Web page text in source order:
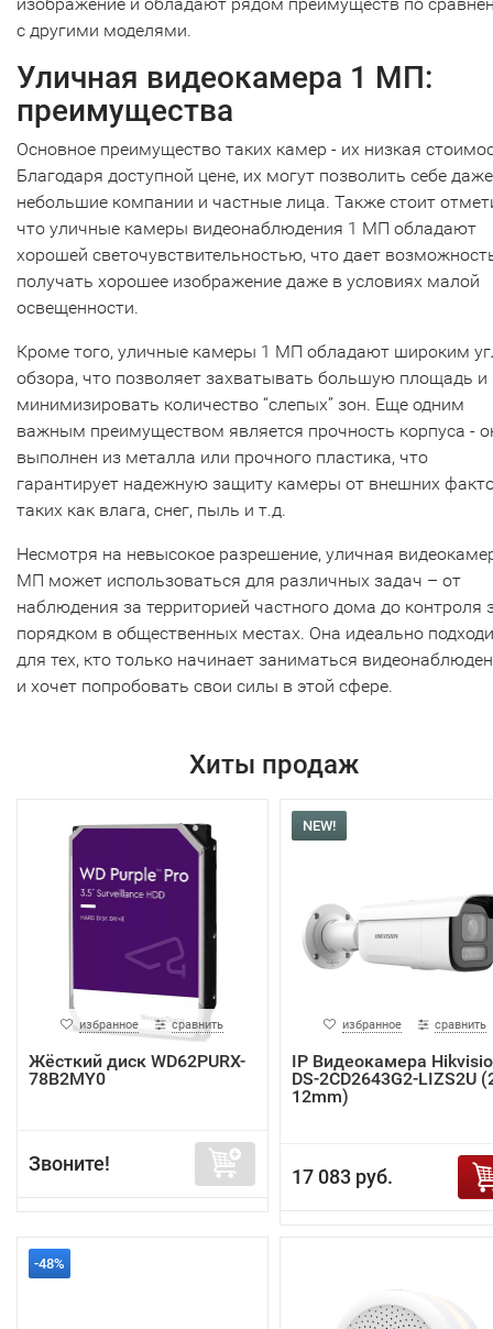
с другими моделями.
Уличная видеокамера 1 МП:
преимущества
Основное преимущество таких камер - их низкая
Благодаря доступной цене, их могут позволить себе даже
небольшие компании и частные лица. Также стоит
что уличные камеры видеонаблюдения 1 МП обладают
хорошей светочувствительностью, что дает
получать хорошее изображение даже в условиях малой
освещенности.
Кроме того, уличные камеры 1 МП обладают широким
обзора, что позволяет захватывать большую площадь и
минимизировать количество “слепых” зон. Еще одним
важным преимуществом является прочность корпуса -
выполнен из металла или прочного пластика, что
гарантирует надежную защиту камеры от внешних
таких как влага, снег, пыль и т.д.
Несмотря на невысокое разрешение, уличная
МП может использоваться для различных задач – от
наблюдения за территорией частного дома до контроля
порядком в общественных местах. Она идеально
для тех, кто только начинает заниматься
и хочет попробовать свои силы в этой сфере.
Хиты продаж
избранное сравнить
Жёсткий диск WD62PURX-
78B2MY0
Звоните!
NEW!
избранное сравнить
IP Видеокамера
DS-2CD2643G2-LIZS2U
12mm)
17 083 руб.
-48%